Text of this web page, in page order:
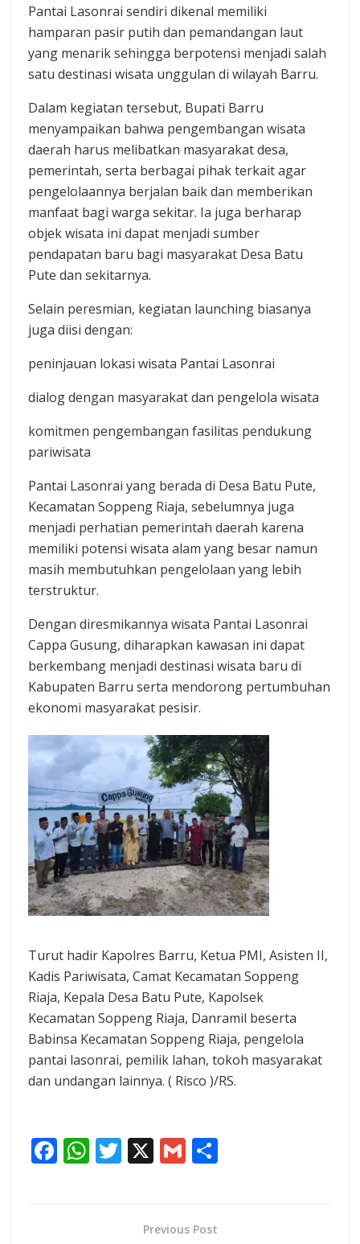
Pantai Lasonrai sendiri dikenal memiliki
hamparan pasir putih dan pemandangan laut
yang menarik sehingga berpotensi menjadi salah
satu destinasi wisata unggulan di wilayah Barru.
Dalam kegiatan tersebut, Bupati Barru
menyampaikan bahwa pengembangan wisata
daerah harus melibatkan masyarakat desa,
pemerintah, serta berbagai pihak terkait agar
pengelolaannya berjalan baik dan memberikan
manfaat bagi warga sekitar. Ia juga berharap
objek wisata ini dapat menjadi sumber
pendapatan baru bagi masyarakat Desa Batu
Pute dan sekitarnya.
Selain peresmian, kegiatan launching biasanya
juga diisi dengan:
peninjauan lokasi wisata Pantai Lasonrai
dialog dengan masyarakat dan pengelola wisata
komitmen pengembangan fasilitas pendukung
pariwisata
Pantai Lasonrai yang berada di Desa Batu Pute,
Kecamatan Soppeng Riaja, sebelumnya juga
menjadi perhatian pemerintah daerah karena
memiliki potensi wisata alam yang besar namun
masih membutuhkan pengelolaan yang lebih
terstruktur.
Dengan diresmikannya wisata Pantai Lasonrai
Cappa Gusung, diharapkan kawasan ini dapat
berkembang menjadi destinasi wisata baru di
Kabupaten Barru serta mendorong pertumbuhan
ekonomi masyarakat pesisir.
Turut hadir Kapolres Barru, Ketua PMI, Asisten II,
Kadis Pariwisata, Camat Kecamatan Soppeng
Riaja, Kepala Desa Batu Pute, Kapolsek
Kecamatan Soppeng Riaja, Danramil beserta
Babinsa Kecamatan Soppeng Riaja, pengelola
pantai lasonrai, pemilik lahan, tokoh masyarakat
dan undangan lainnya. ( Risco )/RS.
F W T
er
X G
l
Previous Post